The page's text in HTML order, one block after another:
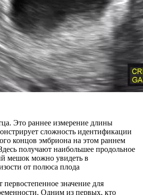
Это раннее измерение длины
сложность идентификации
концов эмбриона на этом раннем
получают наибольшее продольное
мешок можно увидеть в
от полюса плода
значение для
Одним из первых, кто